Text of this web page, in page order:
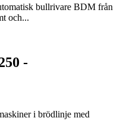
bullrivare BDM från
och...
-